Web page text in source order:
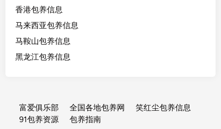
香港包养信息
马来西亚包养信息
马鞍山包养信息
黑龙江包养信息
富爱俱乐部 全国各地包养网
笑红尘包养信息
91包养资源
包养指南